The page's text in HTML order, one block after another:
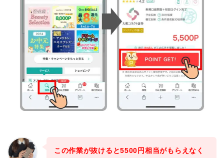
この作業が抜けると5500円相当がもらえなく